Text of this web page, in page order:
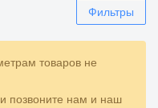
Фильтры
товаров не
позвоните нам и наш